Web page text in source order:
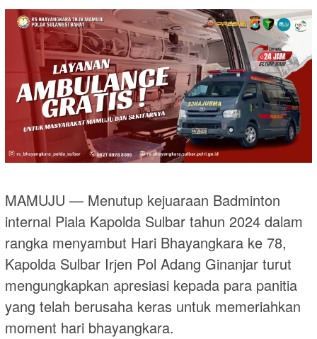
MAMUJU — Menutup kejuaraan Badminton
internal Piala Kapolda Sulbar tahun 2024 dalam
rangka menyambut Hari Bhayangkara ke 78,
Kapolda Sulbar Irjen Pol Adang Ginanjar turut
mengungkapkan apresiasi kepada para panitia
yang telah berusaha keras untuk memeriahkan
moment hari bhayangkara.